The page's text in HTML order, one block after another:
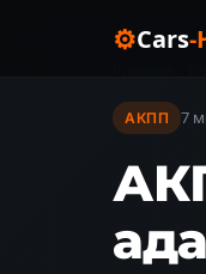
⚙Cars-
АКПП 7